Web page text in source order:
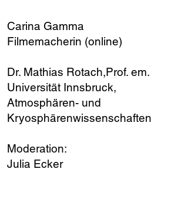
Carina Gamma
Filmemacherin (online)
Dr. Mathias Rotach,Prof. em.
Universität Innsbruck,
Atmosphären- und
Kryosphärenwissenschaften
Moderation:
Julia Ecker